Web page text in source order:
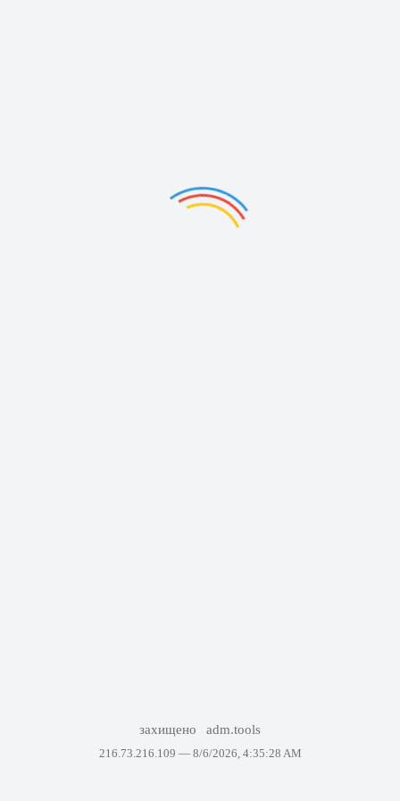
захищено adm.tools
216.73.216.109 — 8/6/2026, 4:35:28 AM